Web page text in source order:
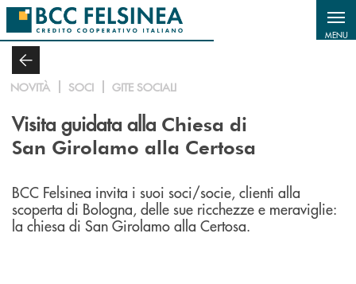
Salta al contenuto principale
MENU
NOVITÀ SOCI GITE SOCIALI
Visita guidata alla Chiesa di
San Girolamo alla Certosa
BCC Felsinea invita i suoi soci/socie, clienti alla
scoperta di Bologna, delle sue ricchezze e meraviglie:
la chiesa di San Girolamo alla Certosa.